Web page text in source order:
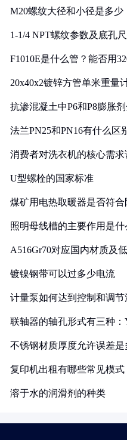
M20螺纹大径和小径是多少
1-1/4 NPT螺纹参数及底孔
F1010E是什么管？能否用
20x40x2镀锌方管单米重量
抗渗混凝土中P6和P8膨胀
法兰PN25和PN16有什么区
消费者对洗衣机的核心需
U型螺栓的国家标准
煤矿用电热取暖器是否符
照明母线槽的主要作用是什
A516Gr70对应国内材质及
镀镍钢带可以过多少电流
计量泵如何达到控制和调节
联轴器的轴孔形式有三种
不锈钢材质厚度允许误差是
复印机出租有哪些常见模式
溶于水的润滑剂的种类